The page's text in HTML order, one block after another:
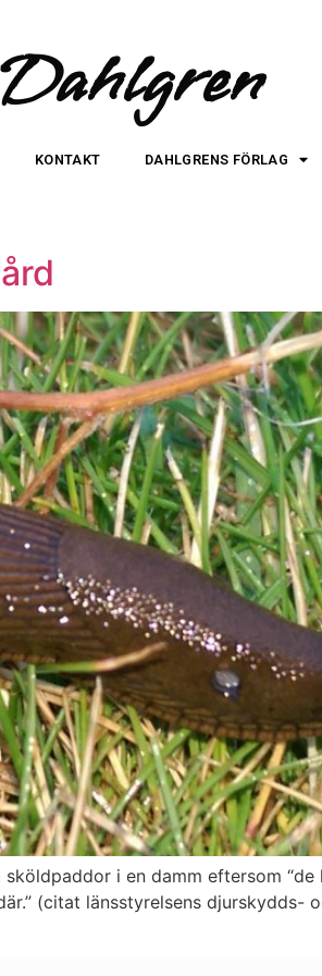
KONTAKT DAHLGRENS FÖRLAG
i en damm eftersom
(citat länsstyrelsens djurskydds-